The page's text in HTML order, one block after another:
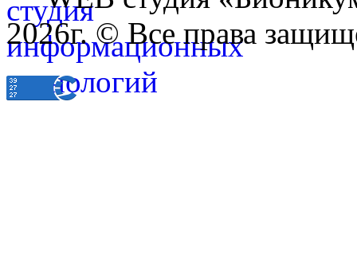
2026г. © Все права